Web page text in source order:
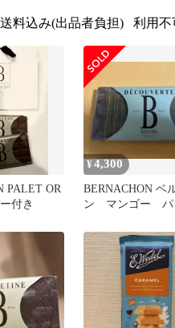
送料込み(出品者負担) 利用不
PALET OR
付き
¥4,300
BERNACHON ベ
ン マンゴー パ